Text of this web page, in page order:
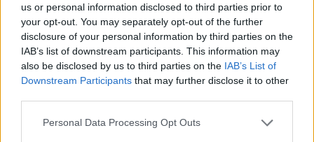
us or personal information disclosed to third parties prior to
your opt-out. You may separately opt-out of the further
disclosure of your personal information by third parties on the
IAB’s list of downstream participants. This information may
also be disclosed by us to third parties on the IAB’s List of
Downstream Participants that may further disclose it to other
Personal Data Processing Opt Outs
Τί να κάνεις αν ο σύντροφός σου
δεν σε σέβεται στη σχέση σας
Η έλλειψη σεβασμού σε μία σχέση μπορεί να
ξεκινήσει με μικρής σημασίας συμβάντα,
για να καταλήξει ακ...